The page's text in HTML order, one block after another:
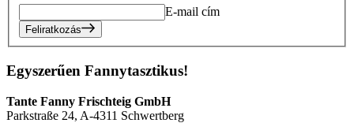
E-mail cím
Feliratkozás
Egyszerűen Fannytasztikus!
Tante Fanny Frischteig GmbH
Parkstraße 24, A-4311 Schwertberg